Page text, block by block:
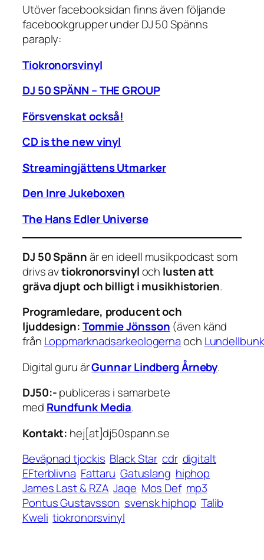
Utöver facebooksidan finns även följande
facebookgrupper under DJ 50 Spänns
paraply:
Tiokronorsvinyl
DJ 50 SPÄNN – THE GROUP
Försvenskat också!
CD is the new vinyl
Streamingjättens Utmarker
Den Inre Jukeboxen
The Hans Edler Universe
DJ 50 Spännär en ideell musikpodcast som
drivs avtiokronorsvinyloch lusten att
gräva djupt och billigt i musikhistorien.
Programledare, producent och
ljuddesign:Tommie Jönsson (även känd
från Loppmarknadsarkeologernaoch
Digital guru ärGunnar Lindberg Årneby.
DJ50:-publiceras i samarbete
med Rundfunk Media.
Kontakt: hej[at]dj50spann.se
Beväpnad tjockis Black Star cdr digitalt
EFterblivna Fattaru Gatuslang hiphop
James Last & RZA Jaqe Mos Def mp3
Pontus Gustavsson svensk hiphop Talib
Kweli tiokronorsvinyl